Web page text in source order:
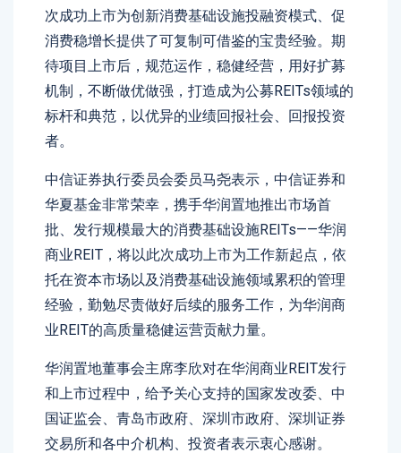
次成功上市为创新消费基础设施投融资模式、促
消费稳增长提供了可复制可借鉴的宝贵经验。期
待项目上市后，规范运作，稳健经营，用好扩募
机制，不断做优做强，打造成为公募REITs领域的
标杆和典范，以优异的业绩回报社会、回报投资
者。
中信证券执行委员会委员马尧表示，中信证券和
华夏基金非常荣幸，携手华润置地推出市场首
批、发行规模最大的消费基础设施REITs——华润
商业REIT，将以此次成功上市为工作新起点，依
托在资本市场以及消费基础设施领域累积的管理
经验，勤勉尽责做好后续的服务工作，为华润商
业REIT的高质量稳健运营贡献力量。
华润置地董事会主席李欣对在华润商业REIT发行
和上市过程中，给予关心支持的国家发改委、中
国证监会、青岛市政府、深圳市政府、深圳证券
交易所和各中介机构、投资者表示衷心感谢。